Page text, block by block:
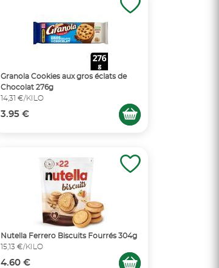
Granola Cookies aux gros éclats de
Chocolat 276g
14,31 €/KILO
3.95 €
Nutella Ferrero Biscuits Fourrés 304g
15,13 €/KILO
4.60 €